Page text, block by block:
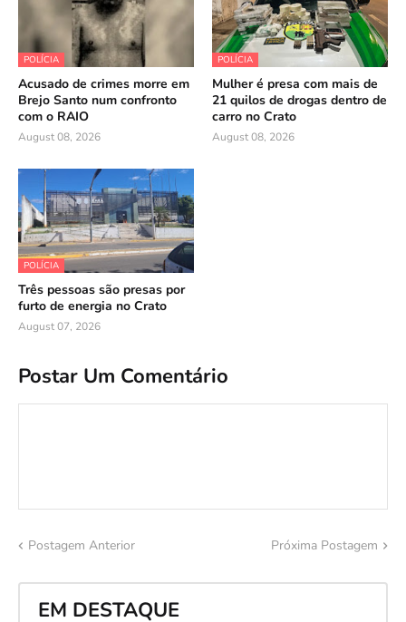
POLÍCIA
Acusado de crimes morre em
Brejo Santo num confronto
com o RAIO
August 08, 2026
POLÍCIA
Mulher é presa com mais de
21 quilos de drogas dentro de
carro no Crato
August 08, 2026
POLÍCIA
Três pessoas são presas por
furto de energia no Crato
August 07, 2026
Postar Um Comentário
Postagem Anterior Próxima Postagem
EM DESTAQUE